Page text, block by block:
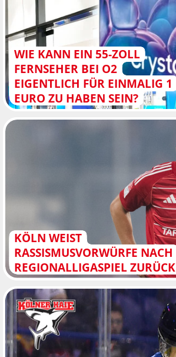
WIE KANN EIN 55-ZOLL
FERNSEHER BEI O2
EIGENTLICH FÜR EINMALIG 1
EURO ZU HABEN SEIN?
KÖLN WEIST
RASSISMUSVORWÜRFE NACH
REGIONALLIGASPIEL ZURÜCK